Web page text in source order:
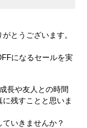
とうございます。
になるセールを実
長や友人との時間
残すことと思いま
いきませんか？